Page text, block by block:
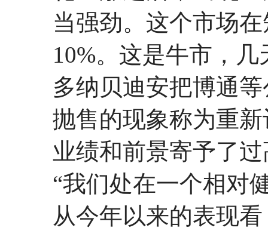
当强劲。这个市场
10%。这是牛市，
多纳贝迪安把博通
抛售的现象称为重
业绩和前景寄予了
“我们处在一个相对
从今年以来的表现